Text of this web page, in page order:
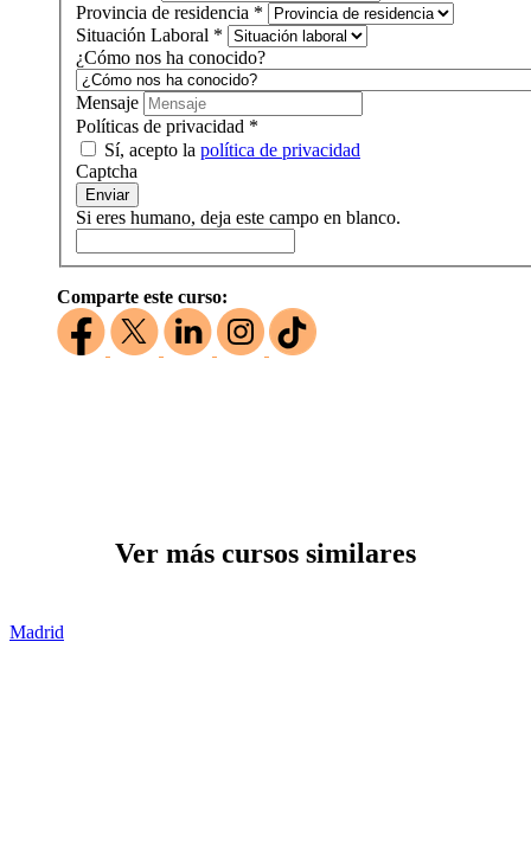
Provincia de residencia *
Situación Laboral *
¿Cómo nos ha conocido?
Mensaje
Políticas de privacidad *
Sí, acepto la política de privacidad
Captcha
Enviar
Si eres humano, deja este campo en blanco.
Comparte este curso:
Ver más cursos similares
Madrid